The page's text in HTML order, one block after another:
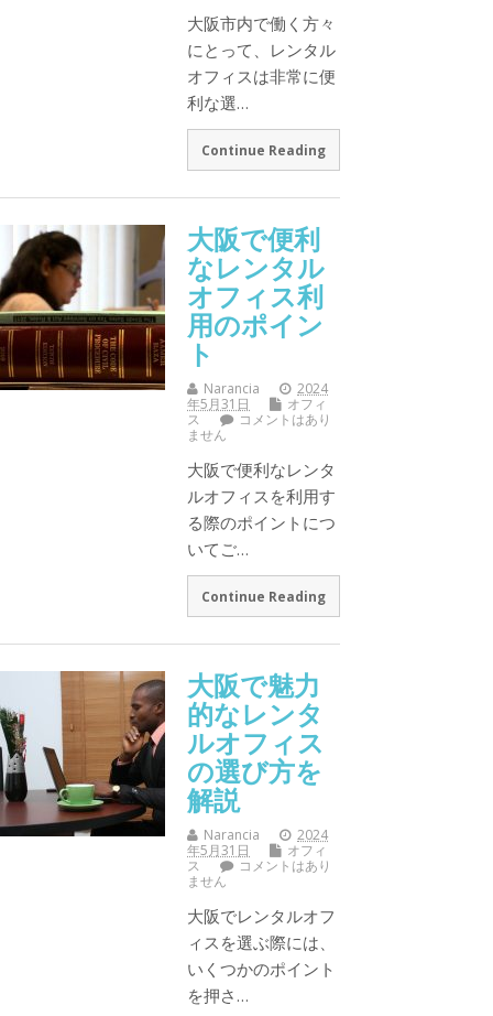
大阪市内で働く方々
にとって、レンタル
オフィスは非常に便
利な選…
Continue Reading
大阪で便利
なレンタル
オフィス利
用のポイン
ト
Narancia
2024
年5月31日
オフィ
ス
コメントはあり
ません
大阪で便利なレンタ
ルオフィスを利用す
る際のポイントにつ
いてご…
Continue Reading
大阪で魅力
的なレンタ
ルオフィス
の選び方を
解説
Narancia
2024
年5月31日
オフィ
ス
コメントはあり
ません
大阪でレンタルオフ
ィスを選ぶ際には、
いくつかのポイント
を押さ…